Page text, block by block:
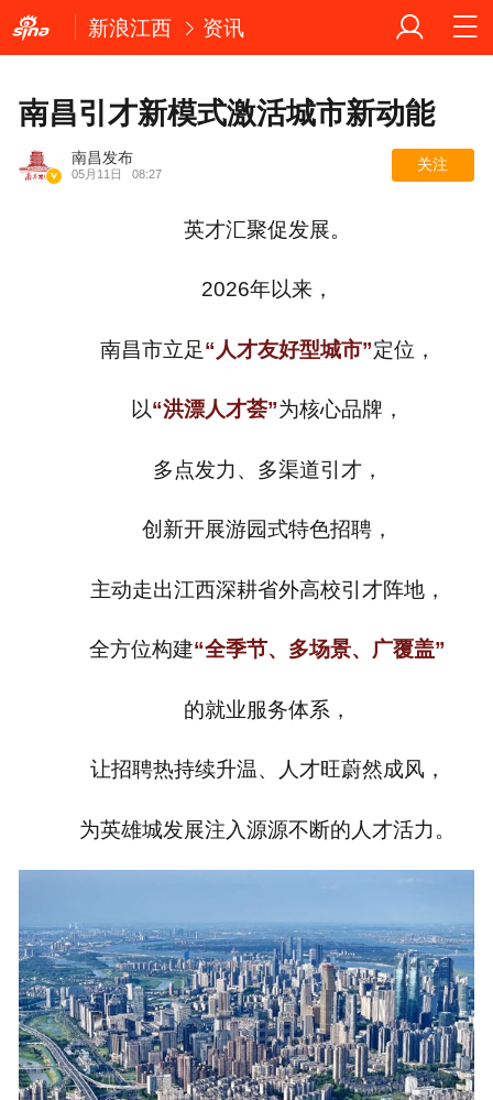
新浪江西 资讯
南昌引才新模式激活城市新动能
南昌发布
05月11日 08:27
关注
英才汇聚促发展。
2026年以来，
南昌市立足“人才友好型城市”定位，
以“洪漂人才荟”为核心品牌，
多点发力、多渠道引才，
创新开展游园式特色招聘，
主动走出江西深耕省外高校引才阵地，
全方位构建“全季节、多场景、广覆盖”
的就业服务体系，
让招聘热持续升温、人才旺蔚然成风，
为英雄城发展注入源源不断的人才活力。